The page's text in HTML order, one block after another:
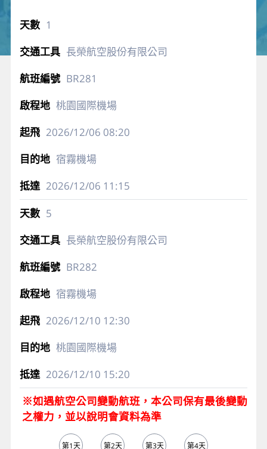
1
長榮航空股份有限公司
BR281
桃園國際機場
2026/12/06 08:20
宿霧機場
2026/12/06 11:15
5
長榮航空股份有限公司
BR282
宿霧機場
2026/12/10 12:30
桃園國際機場
2026/12/10 15:20
※如遇航空公司變動航班，本公司保有最後變動
之權力，並以說明會資料為準
第1天 第2天 第3天 第4天